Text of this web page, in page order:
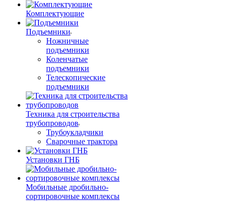
Комплектующие
Подъемники
Ножничные
подъемники
Коленчатые
подъемники
Телескопические
подъемники
Техника для строительства
трубопроводов
Трубоукладчики
Сварочные трактора
Установки ГНБ
Мобильные дробильно-
сортировочные комплексы